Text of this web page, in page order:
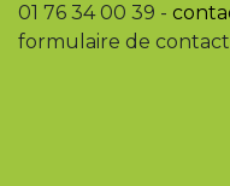
01 76 34 00 39 -
formulaire de